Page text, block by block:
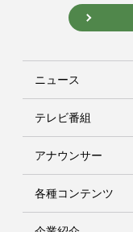
ニュース
テレビ番組
アナウンサー
各種コンテンツ